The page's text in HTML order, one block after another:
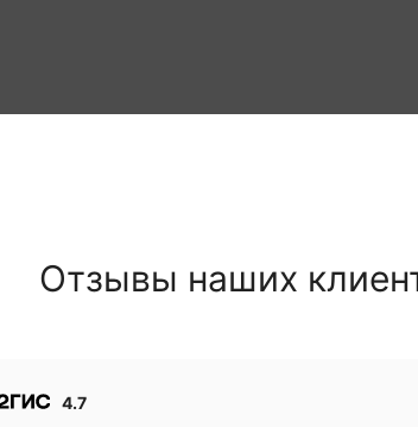
Отзывы наших
4.7